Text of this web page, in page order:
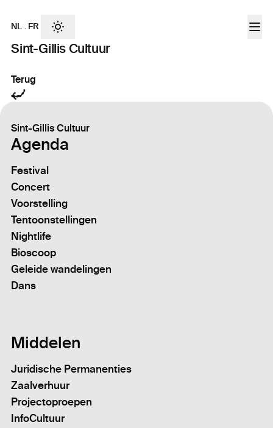
Sint-Gillis Cultuur
NL . FR
Terug
Sint-Gillis Cultuur
Agenda
Festival
Concert
Voorstelling
Tentoonstellingen
Nightlife
Bioscoop
Geleide wandelingen
Dans
Middelen
Juridische Permanenties
Zaalverhuur
Projectoproepen
InfoCultuur